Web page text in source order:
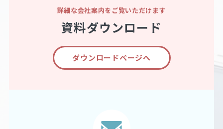
詳細な会社案内をご覧いただけます
資料ダウンロード
ダウンロードページへ